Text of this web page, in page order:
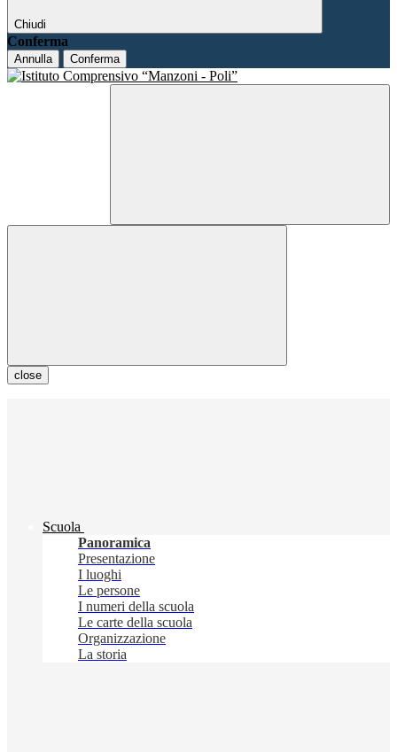
Chiudi
Conferma
Annulla Conferma
close
Scuola
Panoramica
Presentazione
I luoghi
Le persone
I numeri della scuola
Le carte della scuola
Organizzazione
La storia